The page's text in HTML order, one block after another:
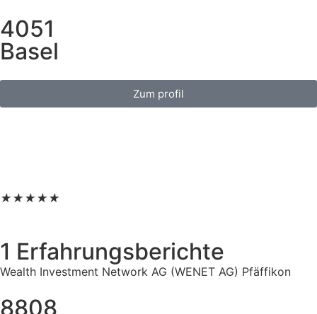
4051
Basel
Zum profil
★★★★★
1 Erfahrungsberichte
Wealth Investment Network AG (WENET AG) Pfäffikon
8808